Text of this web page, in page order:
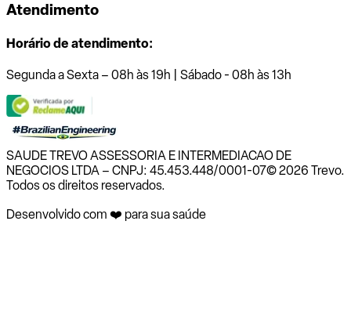
Atendimento
Horário de atendimento:
Segunda a Sexta – 08h às 19h | Sábado - 08h às 13h
SAUDE TREVO ASSESSORIA E INTERMEDIACAO DE
NEGOCIOS LTDA – CNPJ: 45.453.448/0001-07© 2026 Trevo.
Todos os direitos reservados.
Desenvolvido com ❤️ para sua saúde